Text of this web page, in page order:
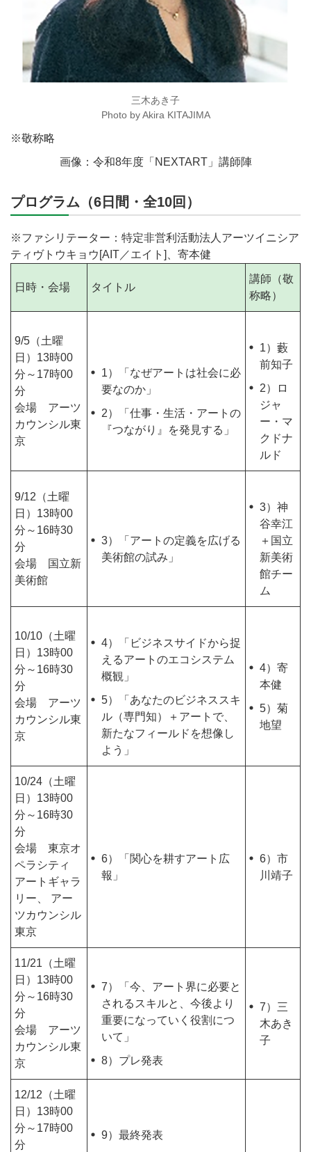
三木あき子
Photo by Akira KITAJIMA
※敬称略
画像：令和8年度「NEXTART」講師陣
プログラム（6日間・全10回）
※ファシリテーター：特定非営利活動法人アーツイニシア
ティヴトウキョウ[AIT／エイト]、寄本健
日時・会場 タイトル
講師（敬
称略）
9/5（土曜
日）13時00
分～17時00
分
会場 アーツ
カウンシル東
京
1）「なぜアートは社会に必
要なのか」
2）「仕事・生活・アートの
『つながり』を発見する」
1）藪
前知子
2）ロ
ジャ
ー・マ
クドナ
ルド
9/12（土曜
日）13時00
分～16時30
分
会場 国立新
美術館
3）「アートの定義を広げる
美術館の試み」
3）神
谷幸江
＋国立
新美術
館チー
ム
10/10（土曜
日）13時00
分～16時30
分
会場 アーツ
カウンシル東
京
4）「ビジネスサイドから捉
えるアートのエコシステム
概観」
5）「あなたのビジネススキ
ル（専門知）＋アートで、
新たなフィールドを想像し
よう」
4）寄
本健
5）菊
地望
10/24（土曜
日）13時00
分～16時30
分
会場 東京オ
ペラシティ
アートギャラ
リー、 アー
ツカウンシル
東京
6）「関心を耕すアート広
報」
6）市
川靖子
11/21（土曜
日）13時00
分～16時30
分
会場 アーツ
カウンシル東
京
7）「今、アート界に必要と
されるスキルと、今後より
重要になっていく役割につ
いて」
8）プレ発表
7）三
木あき
子
12/12（土曜
日）13時00
分～17時00
分
9）最終発表